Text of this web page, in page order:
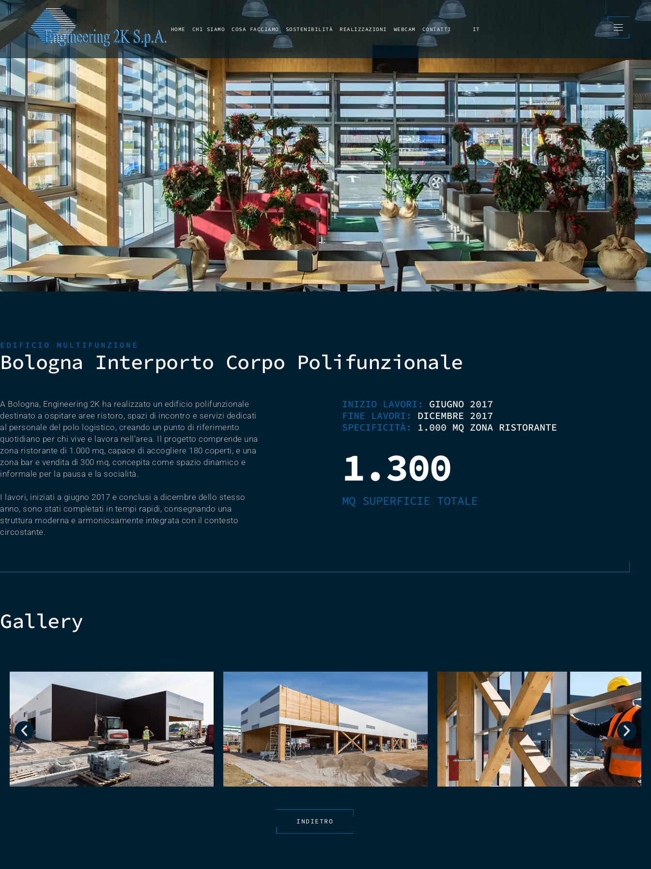
HOME CHI SIAMO COSA FACCIAMO SOSTENIBILITÀ REALIZZAZIONI WEBCAM CONTATTI IT
EDIFICIO MULTIFUNZIONE
Bologna Interporto Corpo Polifunzionale
A Bologna, Engineering 2K ha realizzato un edificio polifunzionale
destinato a ospitare aree ristoro, spazi di incontro e servizi dedicati
al personale del polo logistico, creando un punto di riferimento
quotidiano per chi vive e lavora nell’area. Il progetto comprende una
zona ristorante di 1.000 mq, capace di accogliere 180 coperti, e una
zona bar e vendita di 300 mq, concepita come spazio dinamico e
informale per la pausa e la socialità.
I lavori, iniziati a giugno 2017 e conclusi a dicembre dello stesso
anno, sono stati completati in tempi rapidi, consegnando una
struttura moderna e armoniosamente integrata con il contesto
circostante.
INIZIO LAVORI: GIUGNO 2017
FINE LAVORI: DICEMBRE 2017
SPECIFICITÀ: 1.000 MQ ZONA RISTORANTE
MQ SUPERFICIE TOTALE
1.300
Gallery
INDIETRO